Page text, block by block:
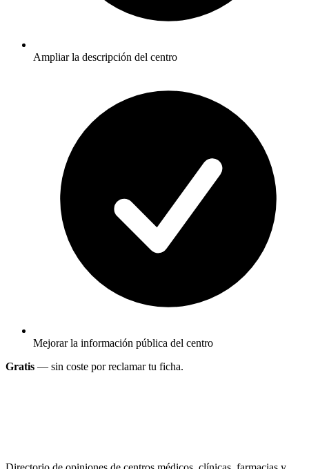
Ampliar la descripción del centro
Mejorar la información pública del centro
Gratis — sin coste por reclamar tu ficha.